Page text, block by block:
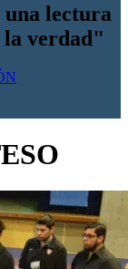
lectura
verdad"